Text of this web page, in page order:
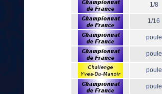
1/8
1/16
poule
poule
poule
poule